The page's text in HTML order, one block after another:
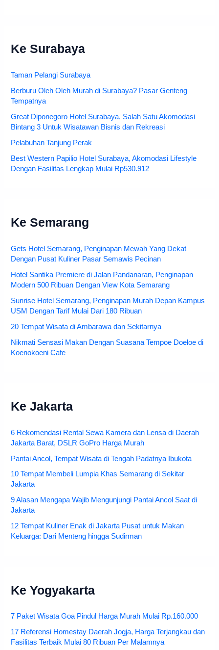
Ke Surabaya
Taman Pelangi Surabaya
Berburu Oleh Oleh Murah di Surabaya? Pasar Genteng
Tempatnya
Great Diponegoro Hotel Surabaya, Salah Satu Akomodasi
Bintang 3 Untuk Wisatawan Bisnis dan Rekreasi
Pelabuhan Tanjung Perak
Best Western Papilio Hotel Surabaya, Akomodasi Lifestyle
Dengan Fasilitas Lengkap Mulai Rp530.912
Ke Semarang
Gets Hotel Semarang, Penginapan Mewah Yang Dekat
Dengan Pusat Kuliner Pasar Semawis Pecinan
Hotel Santika Premiere di Jalan Pandanaran, Penginapan
Modern 500 Ribuan Dengan View Kota Semarang
Sunrise Hotel Semarang, Penginapan Murah Depan Kampus
USM Dengan Tarif Mulai Dari 180 Ribuan
20 Tempat Wisata di Ambarawa dan Sekitarnya
Nikmati Sensasi Makan Dengan Suasana Tempoe Doeloe di
Koenokoeni Cafe
Ke Jakarta
6 Rekomendasi Rental Sewa Kamera dan Lensa di Daerah
Jakarta Barat, DSLR GoPro Harga Murah
Pantai Ancol, Tempat Wisata di Tengah Padatnya Ibukota
10 Tempat Membeli Lumpia Khas Semarang di Sekitar
Jakarta
9 Alasan Mengapa Wajib Mengunjungi Pantai Ancol Saat di
Jakarta
12 Tempat Kuliner Enak di Jakarta Pusat untuk Makan
Keluarga: Dari Menteng hingga Sudirman
Ke Yogyakarta
7 Paket Wisata Goa Pindul Harga Murah Mulai Rp.160.000
17 Referensi Homestay Daerah Jogja, Harga Terjangkau dan
Fasilitas Terbaik Mulai 80 Ribuan Per Malamnya